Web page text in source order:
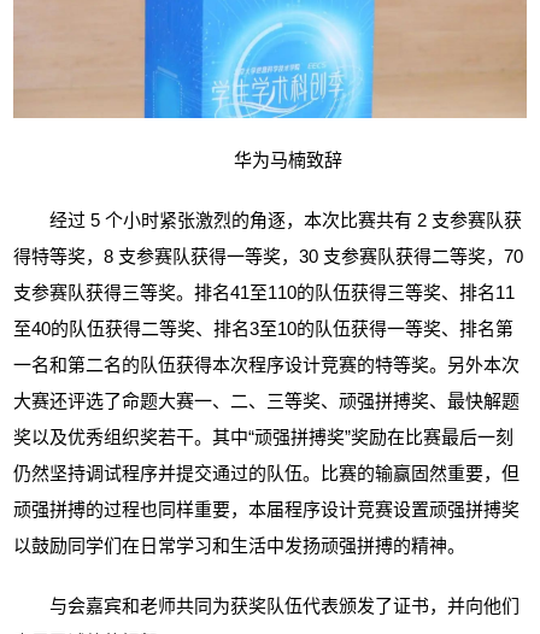
华为马楠致辞
经过 5个小时紧张激烈的角逐，本次比赛共有 2 支参赛队获
得特等奖，8 支参赛队获得一等奖，30 支参赛队获得二等奖，70
支参赛队获得三等奖。排名41至110的队伍获得三等奖、排名11
至40的队伍获得二等奖、排名3至10的队伍获得一等奖、排名第
一名和第二名的队伍获得本次程序设计竞赛的特等奖。另外本次
大赛还评选了命题大赛一、二、三等奖、顽强拼搏奖、最快解题
奖以及优秀组织奖若干。其中“顽强拼搏奖”奖励在比赛最后一刻
仍然坚持调试程序并提交通过的队伍。比赛的输赢固然重要，但
顽强拼搏的过程也同样重要，本届程序设计竞赛设置顽强拼搏奖
以鼓励同学们在日常学习和生活中发扬顽强拼搏的精神。
与会嘉宾和老师共同为获奖队伍代表颁发了证书，并向他们